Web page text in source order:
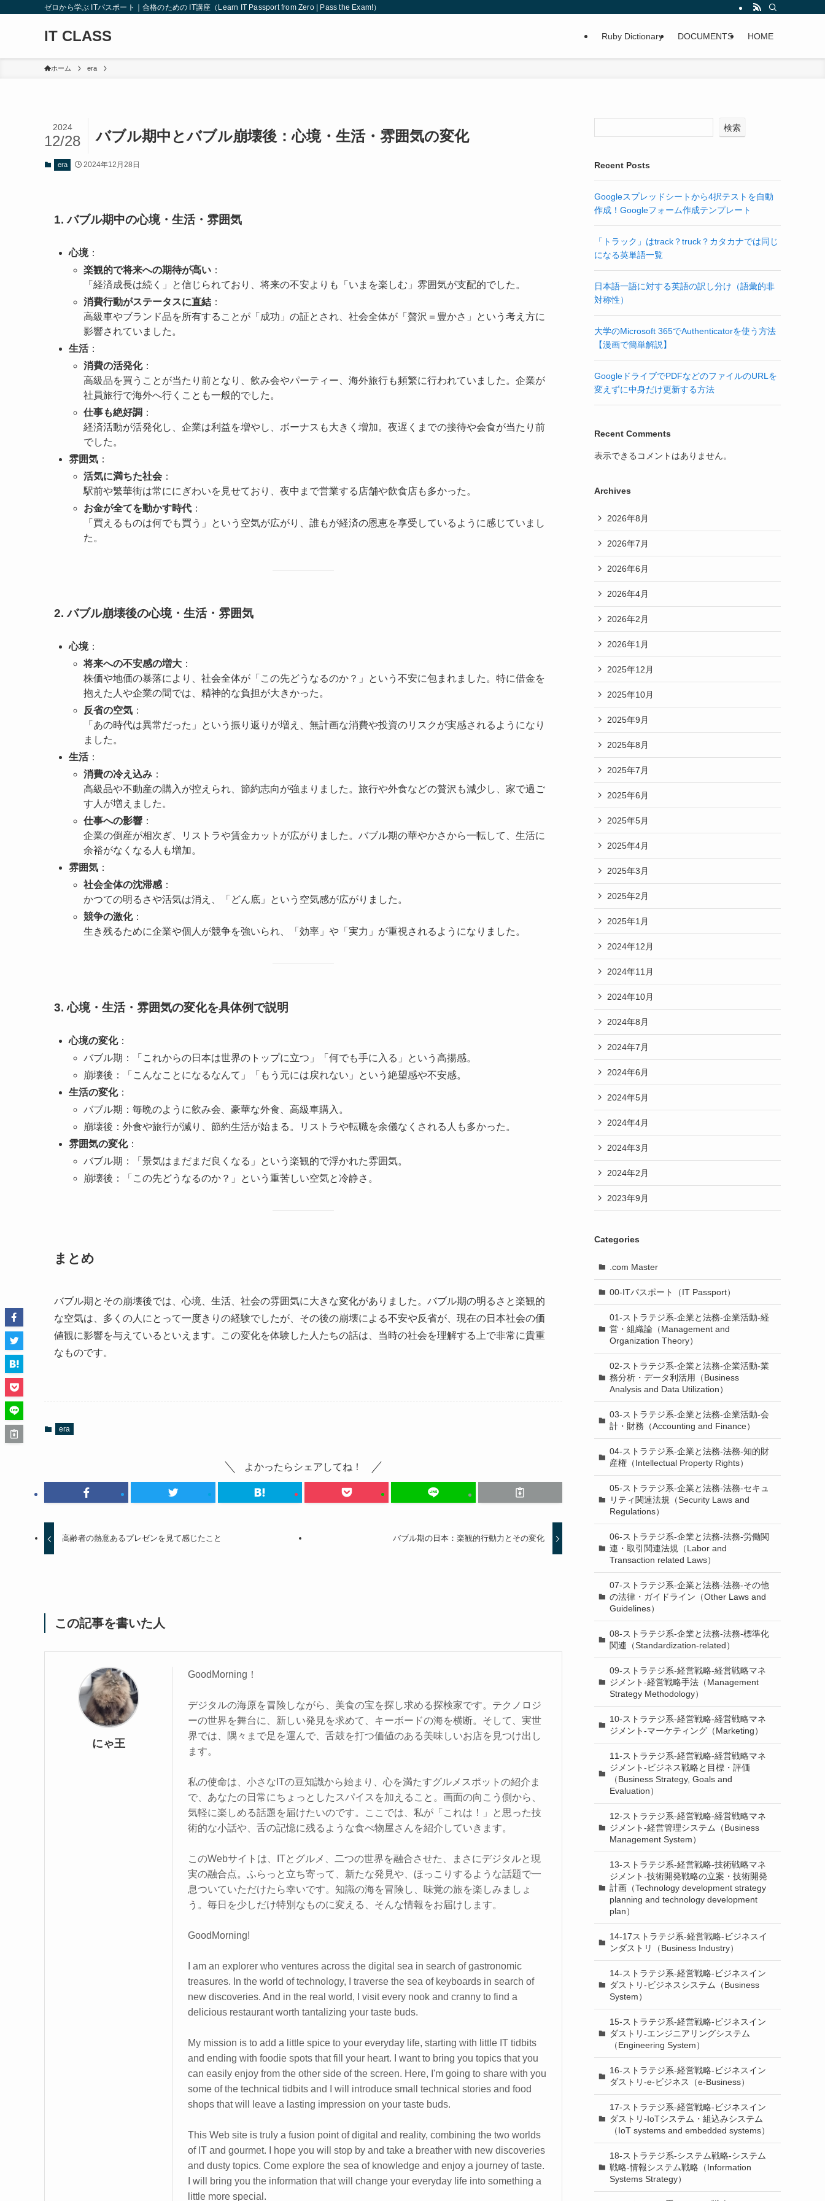
ゼロから学ぶ ITパスポート｜合格のための IT講座（Learn IT Passport from Zero | Pass the Exam!）
IT CLASS Ruby Dictionary DOCUMENTS HOME
ホーム era
バブル期中とバブル崩壊後：心境・生活・雰囲気の変化
2024
12/28
era 2024年12月28日
1. バブル期中の心境・生活・雰囲気
心境：
楽観的で将来への期待が高い ：
「経済成長は続く」と信じられており、将来の不安よりも「いまを楽しむ」雰囲気が支配的でした。
消費行動がステータスに直結 ：
高級車やブランド品を所有することが「成功」の証とされ、社会全体が「贅沢＝豊かさ」という考え方に
影響されていました。
生活：
消費の活発化：
高級品を買うことが当たり前となり、飲み会やパーティー、海外旅行も頻繁に行われていました。企業が
社員旅行で海外へ行くことも一般的でした。
仕事も絶好調 ：
経済活動が活発化し、企業は利益を増やし、ボーナスも大きく増加。夜遅くまでの接待や会食が当たり前
でした。
雰囲気 ：
活気に満ちた社会 ：
駅前や繁華街は常ににぎわいを見せており、夜中まで営業する店舗や飲食店も多かった。
お金が全てを動かす時代 ：
「買えるものは何でも買う」という空気が広がり、誰もが経済の恩恵を享受しているように感じていまし
た。
2. バブル崩壊後の心境・生活・雰囲気
心境：
将来への不安感の増大 ：
株価や地価の暴落により、社会全体が「この先どうなるのか？」という不安に包まれました。特に借金を
抱えた人や企業の間では、精神的な負担が大きかった。
反省の空気 ：
「あの時代は異常だった」という振り返りが増え、無計画な消費や投資のリスクが実感されるようになり
ました。
生活：
消費の冷え込み ：
高級品や不動産の購入が控えられ、節約志向が強まりました。旅行や外食などの贅沢も減少し、家で過ご
す人が増えました。
仕事への影響 ：
企業の倒産が相次ぎ、リストラや賃金カットが広がりました。バブル期の華やかさから一転して、生活に
余裕がなくなる人も増加。
雰囲気 ：
社会全体の沈滞感 ：
かつての明るさや活気は消え、「どん底」という空気感が広がりました。
競争の激化：
生き残るために企業や個人が競争を強いられ、「効率」や「実力」が重視されるようになりました。
3. 心境・生活・雰囲気の変化を具体例で説明
心境の変化：
バブル期：「これからの日本は世界のトップに立つ」「何でも手に入る」という高揚感。
崩壊後：「こんなことになるなんて」「もう元には戻れない」という絶望感や不安感。
生活の変化：
バブル期：毎晩のように飲み会、豪華な外食、高級車購入。
崩壊後：外食や旅行が減り、節約生活が始まる。リストラや転職を余儀なくされる人も多かった。
雰囲気の変化：
バブル期：「景気はまだまだ良くなる」という楽観的で浮かれた雰囲気。
崩壊後：「この先どうなるのか？」という重苦しい空気と冷静さ。
まとめ
バブル期とその崩壊後では、心境、生活、社会の雰囲気に大きな変化がありました。バブル期の明るさと楽観的
な空気は、多くの人にとって一度きりの経験でしたが、その後の崩壊による不安や反省が、現在の日本社会の価
値観に影響を与えているといえます。この変化を体験した人たちの話は、当時の社会を理解する上で非常に貴重
なものです。
era
よかったらシェアしてね！
高齢者の熱意あるプレゼンを見て感じたこと バブル期の日本：楽観的行動力とその変化
この記事を書いた人
にゃ王
GoodMorning！
デジタルの海原を冒険しながら、美食の宝を探し求める探検家です。テクノロジ
ーの世界を舞台に、新しい発見を求めて、キーボードの海を横断。そして、実世
界では、隅々まで足を運んで、舌鼓を打つ価値のある美味しいお店を見つけ出し
ます。
私の使命は、小さなITの豆知識から始まり、心を満たすグルメスポットの紹介ま
で、あなたの日常にちょっとしたスパイスを加えること。画面の向こう側から、
気軽に楽しめる話題を届けたいのです。ここでは、私が「これは！」と思った技
術的な小話や、舌の記憶に残るような食べ物屋さんを紹介していきます。
このWebサイトは、ITとグルメ、二つの世界を融合させた、まさにデジタルと現
実の融合点。ふらっと立ち寄って、新たな発見や、ほっこりするような話題で一
息ついていただけたら幸いです。知識の海を冒険し、味覚の旅を楽しみましょ
う。毎日を少しだけ特別なものに変える、そんな情報をお届けします。
GoodMorning!
I am an explorer who ventures across the digital sea in search of gastronomic
treasures. In the world of technology, I traverse the sea of keyboards in search of
new discoveries. And in the real world, I visit every nook and cranny to find a
delicious restaurant worth tantalizing your taste buds.
My mission is to add a little spice to your everyday life, starting with little IT tidbits
and ending with foodie spots that fill your heart. I want to bring you topics that you
can easily enjoy from the other side of the screen. Here, I'm going to share with you
some of the technical tidbits and I will introduce small technical stories and food
shops that will leave a lasting impression on your taste buds.
This Web site is truly a fusion point of digital and reality, combining the two worlds
of IT and gourmet. I hope you will stop by and take a breather with new discoveries
and dusty topics. Come explore the sea of knowledge and enjoy a journey of taste.
I will bring you the information that will change your everyday life into something a
little more special.
検索
Recent Posts
Googleスプレッドシートから4択テストを自動
作成！Googleフォーム作成テンプレート
「トラック」はtrack？truck？カタカナでは同じ
になる英単語一覧
日本語一語に対する英語の訳し分け（語彙的非
対称性）
大学のMicrosoft 365でAuthenticatorを使う方法
【漫画で簡単解説】
GoogleドライブでPDFなどのファイルのURLを
変えずに中身だけ更新する方法
Recent Comments
表示できるコメントはありません。
Archives
2026年8月
2026年7月
2026年6月
2026年4月
2026年2月
2026年1月
2025年12月
2025年10月
2025年9月
2025年8月
2025年7月
2025年6月
2025年5月
2025年4月
2025年3月
2025年2月
2025年1月
2024年12月
2024年11月
2024年10月
2024年8月
2024年7月
2024年6月
2024年5月
2024年4月
2024年3月
2024年2月
2023年9月
Categories
.com Master
00-ITパスポート（IT Passport）
01-ストラテジ系-企業と法務-企業活動-経
営・組織論（Management and
Organization Theory）
02-ストラテジ系-企業と法務-企業活動-業
務分析・データ利活用（Business
Analysis and Data Utilization）
03-ストラテジ系-企業と法務-企業活動-会
計・財務（Accounting and Finance）
04-ストラテジ系-企業と法務-法務-知的財
産権（Intellectual Property Rights）
05-ストラテジ系-企業と法務-法務-セキュ
リティ関連法規（Security Laws and
Regulations）
06-ストラテジ系-企業と法務-法務-労働関
連・取引関連法規（Labor and
Transaction related Laws）
07-ストラテジ系-企業と法務-法務-その他
の法律・ガイドライン（Other Laws and
Guidelines）
08-ストラテジ系-企業と法務-法務-標準化
関連（Standardization-related）
09-ストラテジ系-経営戦略-経営戦略マネ
ジメント-経営戦略手法（Management
Strategy Methodology）
10-ストラテジ系-経営戦略-経営戦略マネ
ジメント-マーケティング（Marketing）
11-ストラテジ系-経営戦略-経営戦略マネ
ジメント-ビジネス戦略と目標・評価
（Business Strategy, Goals and
Evaluation）
12-ストラテジ系-経営戦略-経営戦略マネ
ジメント-経営管理システム（Business
Management System）
13-ストラテジ系-経営戦略-技術戦略マネ
ジメント-技術開発戦略の立案・技術開発
計画（Technology development strategy
planning and technology development
plan）
14-17ストラテジ系-経営戦略-ビジネスイ
ンダストリ（Business Industry）
14-ストラテジ系-経営戦略-ビジネスイン
ダストリ-ビジネスシステム（Business
System）
15-ストラテジ系-経営戦略-ビジネスイン
ダストリ-エンジニアリングシステム
（Engineering System）
16-ストラテジ系-経営戦略-ビジネスイン
ダストリ-e-ビジネス（e-Business）
17-ストラテジ系-経営戦略-ビジネスイン
ダストリ-IoTシステム・組込みシステム
（IoT systems and embedded systems）
18-ストラテジ系-システム戦略-システム
戦略-情報システム戦略（Information
Systems Strategy）